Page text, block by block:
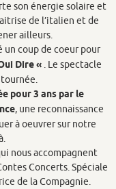
son énergie solaire et
de l’italien et de
ailleurs.
un coup de coeur pour
Dire « . Le spectacle
pour 3 ans par le
, une reconnaissance
à oeuvrer sur notre
nous accompagnent
Concerts. Spéciale
de la Compagnie.